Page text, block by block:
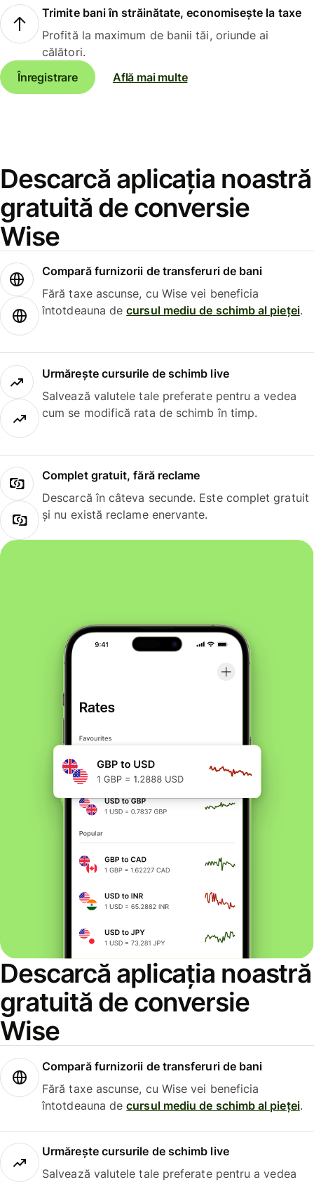
Trimite bani în străinătate, economisește la taxe
Profită la maximum de banii tăi, oriunde ai
călători.
Înregistrare
Află mai multe
Descarcă aplicația noastră
gratuită de conversie
Wise
Compară furnizorii de transferuri de bani
Fără taxe ascunse, cu Wise vei beneficia
întotdeauna decursul mediu de schimb al pieței.
Urmărește cursurile de schimb live
Salvează valutele tale preferate pentru a vedea
cum se modifică rata de schimb în timp.
Complet gratuit, fără reclame
Descarcă în câteva secunde. Este complet gratuit
și nu există reclame enervante.
Descarcă aplicația noastră
gratuită de conversie
Wise
Compară furnizorii de transferuri de bani
Fără taxe ascunse, cu Wise vei beneficia
întotdeauna decursul mediu de schimb al pieței.
Urmărește cursurile de schimb live
Salvează valutele tale preferate pentru a vedea